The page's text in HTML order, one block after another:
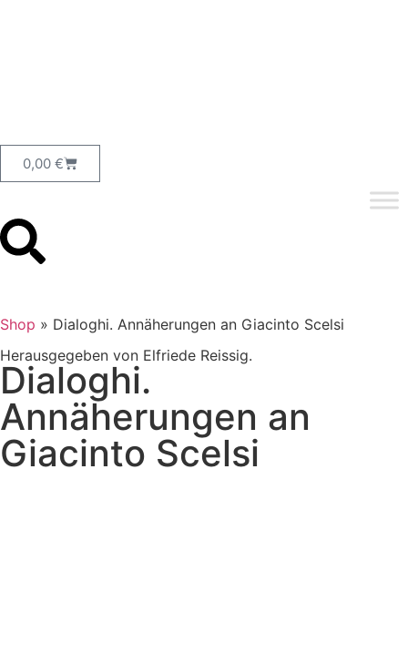
0,00 €
Shop » Dialoghi. Annäherungen an Giacinto Scelsi
Herausgegeben von Elfriede Reissig.
Dialoghi.
Annäherungen an
Giacinto Scelsi